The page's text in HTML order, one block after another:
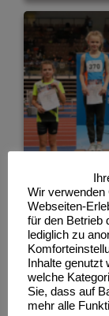
Wir verwenden
Webseiten-
für den Betrieb
lediglich zu
Inhalte
welche
Sie, dass auf
mehr alle